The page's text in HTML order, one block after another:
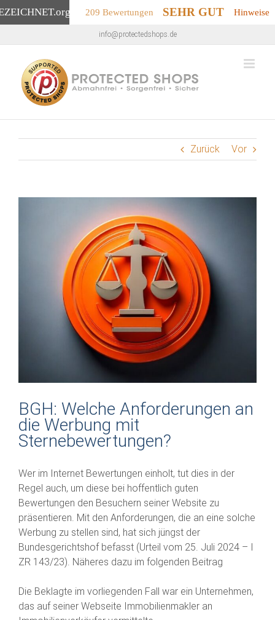
.org 209 Bewertungen SEHR GUT Hinweise
Inhalt
springen
info@protectedshops.de
Zurück Vor
BGH: Welche Anforderungen an
die Werbung mit
Sternebewertungen?
Wer im Internet Bewertungen einholt, tut dies in der
Regel auch, um diese bei hoffentlich guten
Bewertungen den Besuchern seiner Website zu
präsentieren. Mit den Anforderungen, die an eine solche
Werbung zu stellen sind, hat sich jüngst der
Bundesgerichtshof befasst (Urteil vom 25. Juli 2024 – I
ZR 143/23). Näheres dazu im folgenden Beitrag
Die Beklagte im vorliegenden Fall war ein Unternehmen,
das auf seiner Webseite Immobilienmakler an